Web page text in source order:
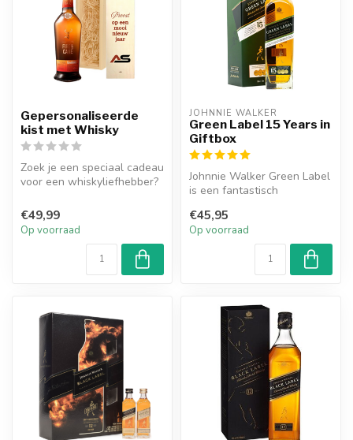
Gepersonaliseerde
kist met Whisky
Zoek je een speciaal cadeau
voor een whiskyliefhebber?
€49,99
Op voorraad
JOHNNIE WALKER
Green Label 15 Years in
Giftbox
Johnnie Walker Green Label
is een fantastisch
Single Malt...
€45,95
Op voorraad